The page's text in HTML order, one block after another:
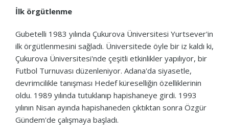
İlk örgütlenme
Gubetelli 1983 yılında Çukurova Üniversitesi Yurtsever'in
ilk örgütlenmesini sağladı. Üniversitede öyle bir iz kaldı ki,
Çukurova Üniversitesi'nde çeşitli etkinlikler yapılıyor, bir
Futbol Turnuvası düzenleniyor. Adana'da siyasetle,
devrimcilikle tanışması Hedef küreselliğin özelliklerinin
oldu. 1989 yılında tutuklanıp hapishaneye girdi. 1993
yılının Nisan ayında hapishaneden çıktıktan sonra Özgür
Gündem'de çalışmaya başladı.